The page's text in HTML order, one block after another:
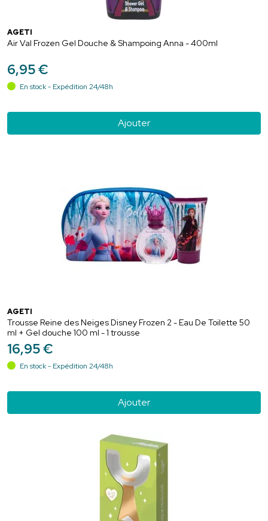
AGETI
Air Val Frozen Gel Douche & Shampoing Anna - 400ml
6,95€
En stock - Expédition 24/48h
Ajouter
AGETI
Trousse Reine des Neiges Disney Frozen 2 - Eau De Toilette 50
ml + Gel douche 100 ml - 1 trousse
16,95€
En stock - Expédition 24/48h
Ajouter